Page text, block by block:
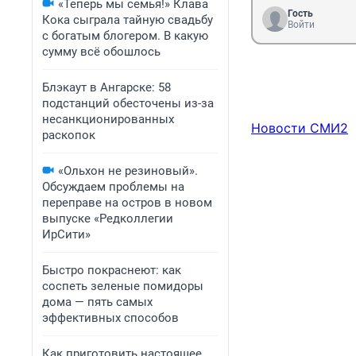
«Теперь мы семья!» Клава
Кока сыграла тайную свадьбу
с богатым блогером. В какую
сумму всё обошлось
Блэкаут в Ангарске: 58
подстанций обесточены из-за
несанкционированных
раскопок
«Ольхон не резиновый».
Обсуждаем проблемы на
переправе на остров в новом
выпуске «Редколлегии
ИрСити»
Быстро покраснеют: как
соспеть зеленые помидоры
дома — пять самых
эффективных способов
Гость
Войти
Новости СМИ2